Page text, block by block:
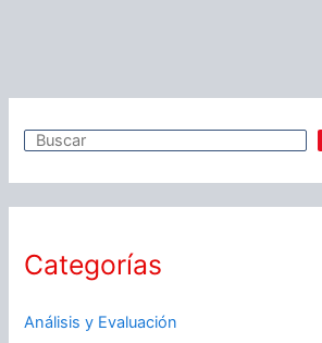
Categorías
Análisis y Evaluación